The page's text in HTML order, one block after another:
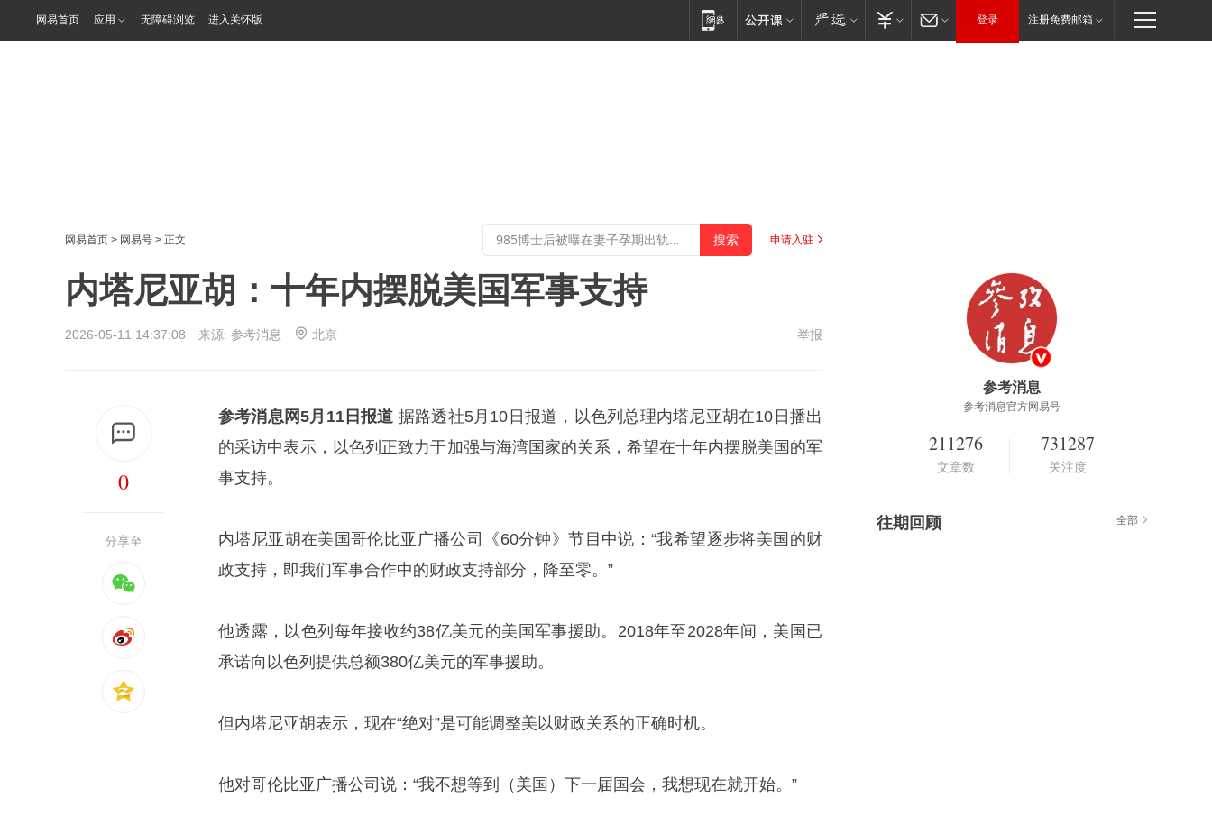
网易首页 应用 无障碍浏览 进入关怀版 登录 注册免费邮箱
网易首页 > 网易号 > 正文 申请入驻
内塔尼亚胡：十年内摆脱美国军事支持
2026-05-11 14:37:08 来源: 参考消息 北京 举报
0
分享至
参考消息网5月11日报道 据路透社5月10日报道，以色列总理内塔尼亚胡在10日播出
的采访中表示，以色列正致力于加强与海湾国家的关系，希望在十年内摆脱美国的军
事支持。
内塔尼亚胡在美国哥伦比亚广播公司《60分钟》节目中说：“我希望逐步将美国的财
政支持，即我们军事合作中的财政支持部分，降至零。”
他透露，以色列每年接收约38亿美元的美国军事援助。2018年至2028年间，美国已
承诺向以色列提供总额380亿美元的军事援助。
但内塔尼亚胡表示，现在“绝对”是可能调整美以财政关系的正确时机。
他对哥伦比亚广播公司说：“我不想等到（美国）下一届国会，我想现在就开始。”
参考消息
参考消息官方网易号
211276
文章数
731287
关注度
往期回顾 全部